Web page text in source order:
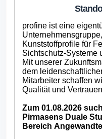
profine ist eine
Kunststoffprofile für
Sichtschutz-Systeme
Mit unserer
dem
Mitarbeiter schaffen
Qualität und
Zum 01.08.2026
Pirmasens Duale
Bereich